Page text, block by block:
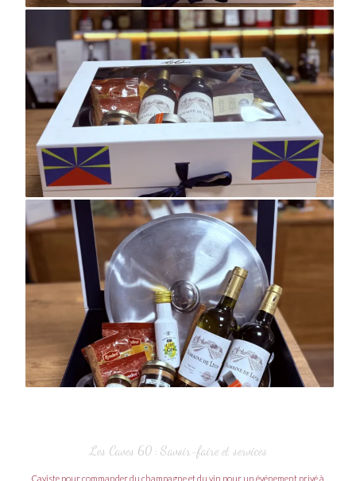
Les Caves 60 : Savoir-faire et services
Caviste pour commander du champagne et du vin pour un événement privé à